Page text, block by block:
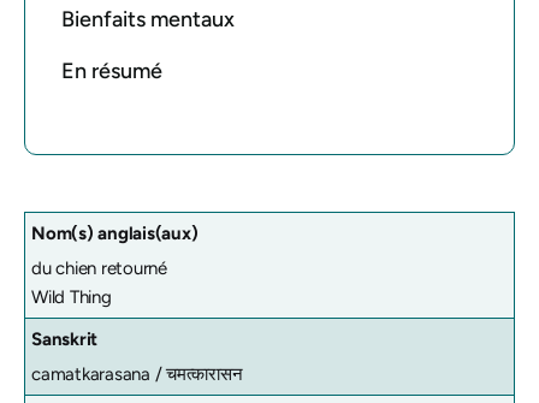
Bienfaits mentaux
En résumé
Nom(s) anglais(aux)
du chien retourné
Wild Thing
Sanskrit
camatkarasana / चमत्कारासन